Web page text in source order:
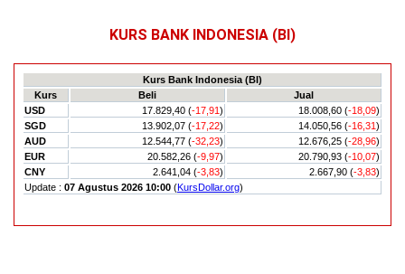
KURS BANK INDONESIA (BI)